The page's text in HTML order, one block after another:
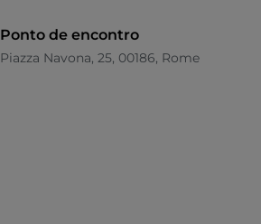
Ponto de encontro
Piazza Navona, 25, 00186, Rome